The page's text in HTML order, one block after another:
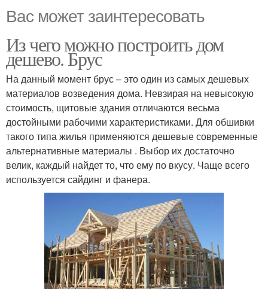
Вас может заинтересовать
Из чего можно построить дом
дешево. Брус
На данный момент брус – это один из самых дешевых
материалов возведения дома. Невзирая на невысокую
стоимость, щитовые здания отличаются весьма
достойными рабочими характеристиками. Для обшивки
такого типа жилья применяются дешевые современные
альтернативные материалы . Выбор их достаточно
велик, каждый найдет то, что ему по вкусу. Чаще всего
используется сайдинг и фанера.